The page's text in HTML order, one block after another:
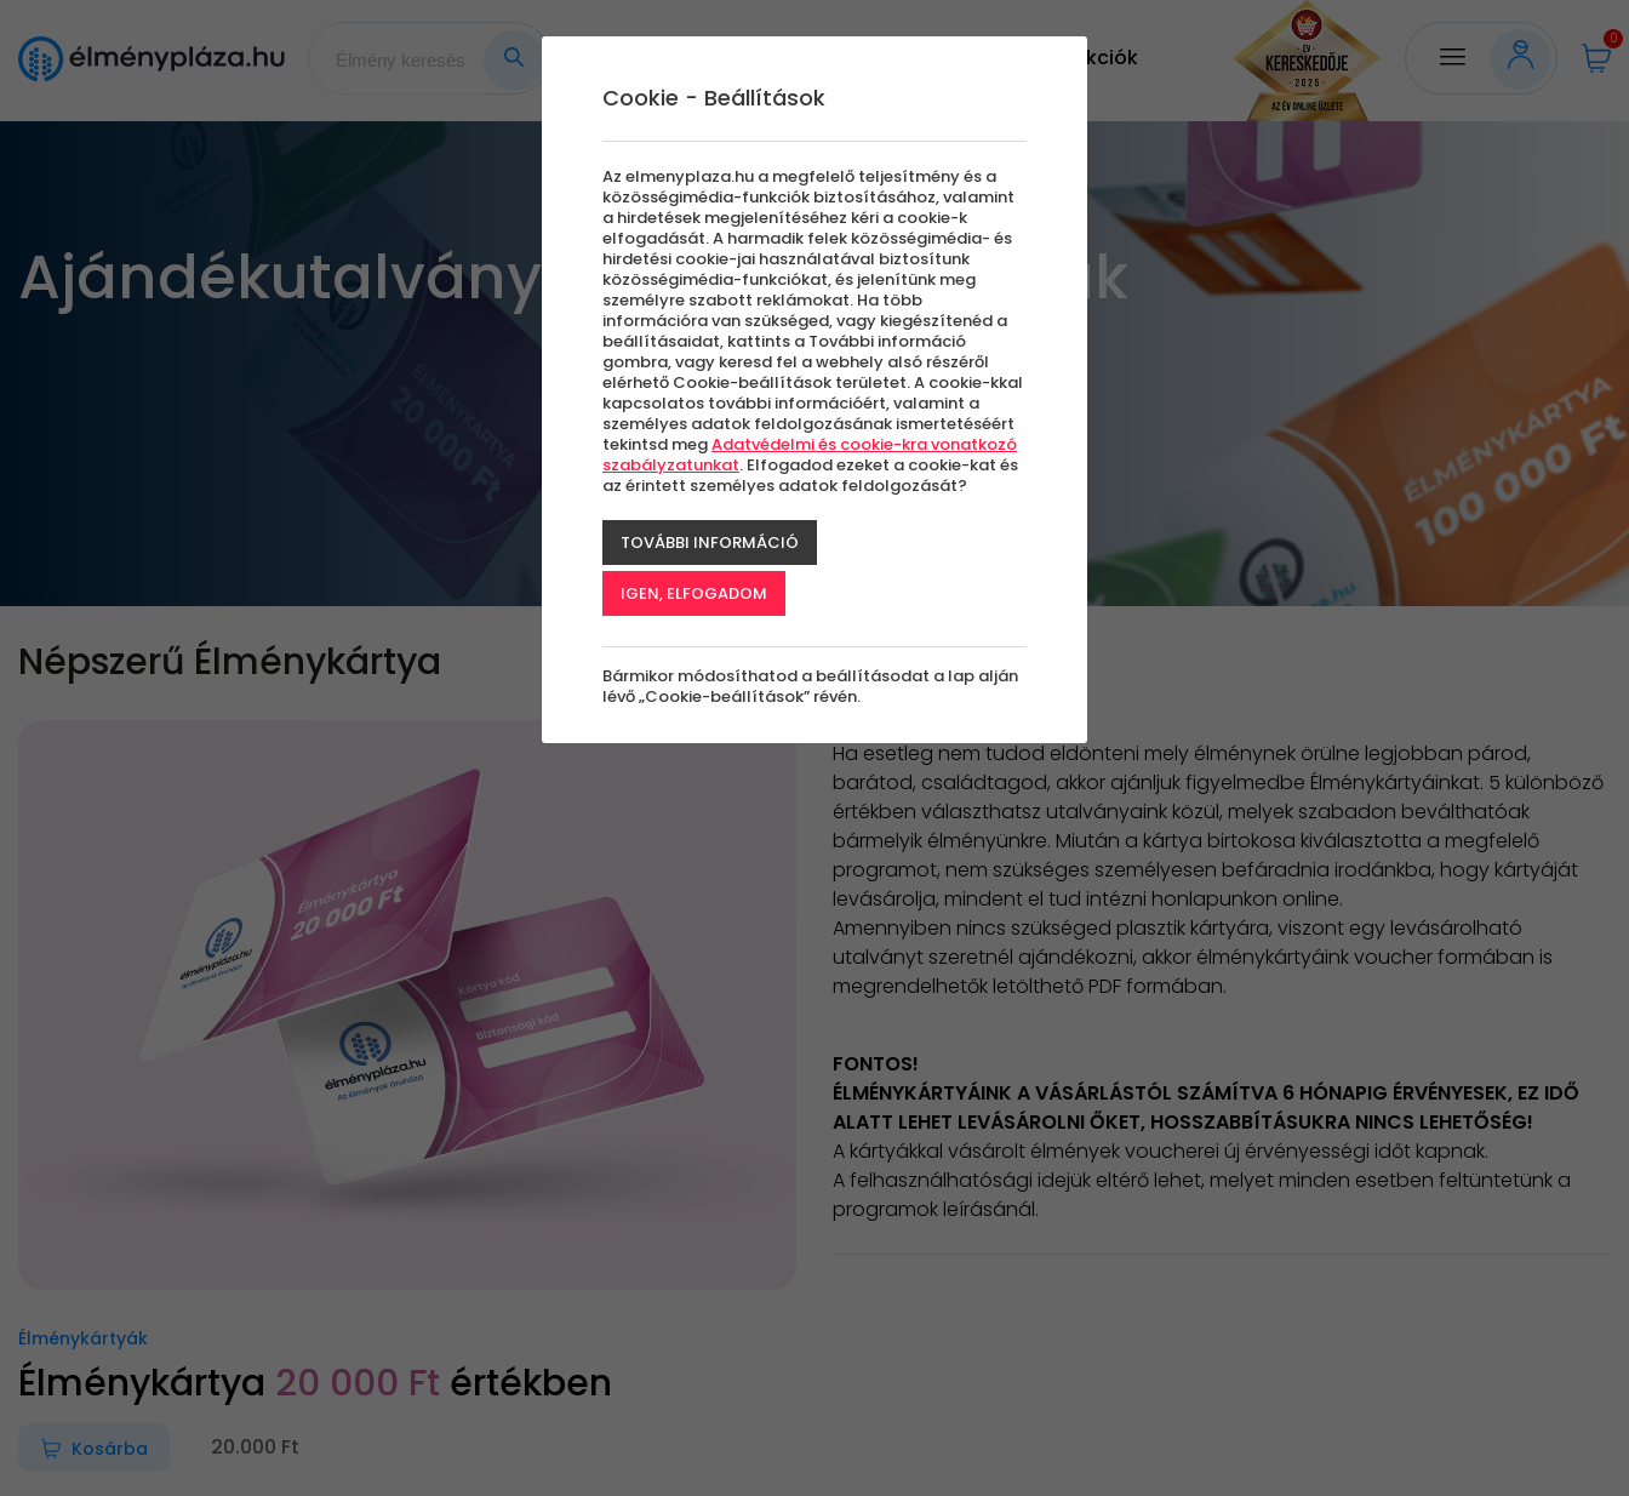
Akciók
0
Ajándékutalványok | élménykártyák
Népszerű Élménykártya
Élménykártyák
Élménykártya 20 000 Ft értékben
Kosárba 20.000 Ft
Ha esetleg nem tudod eldönteni mely élménynek örülne legjobban párod,
barátod, családtagod, akkor ajánljuk figyelmedbe Élménykártyáinkat. 5 különböző
értékben választhatsz utalványaink közül, melyek szabadon beválthatóak
bármelyik élményünkre. Miután a kártya birtokosa kiválasztotta a megfelelő
programot, nem szükséges személyesen befáradnia irodánkba, hogy kártyáját
levásárolja, mindent el tud intézni honlapunkon online.
Amennyiben nincs szükséged plasztik kártyára, viszont egy levásárolható
utalványt szeretnél ajándékozni, akkor élménykártyáink voucher formában is
megrendelhetők letölthető PDF formában.
FONTOS!
ÉLMÉNYKÁRTYÁINK A VÁSÁRLÁSTÓL SZÁMÍTVA 6 HÓNAPIG ÉRVÉNYESEK, EZ IDŐ
ALATT LEHET LEVÁSÁROLNI ŐKET, HOSSZABBÍTÁSUKRA NINCS LEHETŐSÉG!
A kártyákkal vásárolt élmények voucherei új érvényességi időt kapnak.
​A felhasználhatósági idejük eltérő lehet, melyet minden esetben feltüntetünk a
programok leírásánál.
Cookie - Beállítások
Az elmenyplaza.hu a megfelelő teljesítmény és a
közösségimédia-funkciók biztosításához, valamint
a hirdetések megjelenítéséhez kéri a cookie-k
elfogadását. A harmadik felek közösségimédia- és
hirdetési cookie-jai használatával biztosítunk
közösségimédia-funkciókat, és jelenítünk meg
személyre szabott reklámokat. Ha több
információra van szükséged, vagy kiegészítenéd a
beállításaidat, kattints a További információ
gombra, vagy keresd fel a webhely alsó részéről
elérhető Cookie-beállítások területet. A cookie-kkal
kapcsolatos további információért, valamint a
személyes adatok feldolgozásának ismertetéséért
tekintsd megAdatvédelmi és cookie-kra vonatkozó
szabályzatunkat. Elfogadod ezeket a cookie-kat és
az érintett személyes adatok feldolgozását?
TOVÁBBI INFORMÁCIÓ
IGEN, ELFOGADOM
Bármikor módosíthatod a beállításodat a lap alján
lévő „Cookie-beállítások” révén.